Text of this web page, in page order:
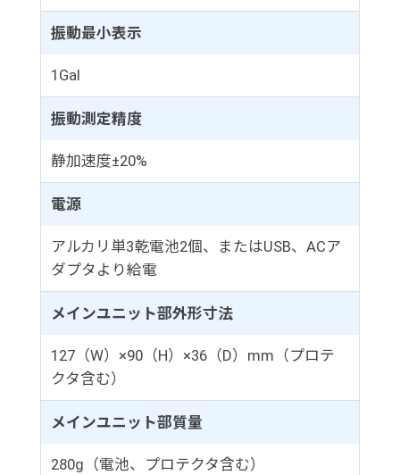
振動最小表示
1Gal
振動測定精度
静加速度±20%
電源
アルカリ単3乾電池2個、またはUSB、ACア
ダプタより給電
メインユニット部外形寸法
127（W）×90（H）×36（D）mm（プロテ
クタ含む）
メインユニット部質量
280g（電池、プロテクタ含む）